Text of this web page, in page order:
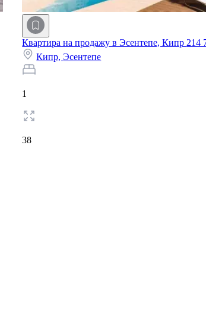
Квартира на продажу в Эсентепе, Кипр 214
Кипр,Эсентепе
1
38